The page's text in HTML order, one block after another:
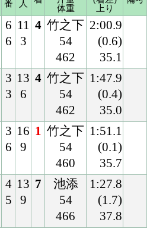
竹之下
54
460
(0.1)
35.7
池添
466 37.8
PageTop
Home
馬情報 お問合せ
ファンド勧誘方針
ポリシー
Copyright © CARROTCLUB